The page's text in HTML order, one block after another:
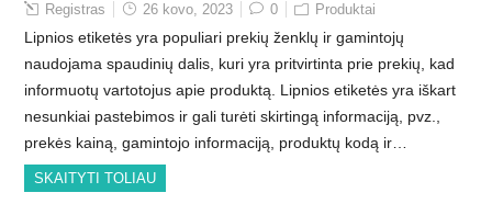
Registras 26 kovo, 2023 0 Produktai
Lipnios etiketės yra populiari prekių ženklų ir gamintojų
naudojama spaudinių dalis, kuri yra pritvirtinta prie prekių, kad
informuotų vartotojus apie produktą. Lipnios etiketės yra iškart
nesunkiai pastebimos ir gali turėti skirtingą informaciją, pvz.,
prekės kainą, gamintojo informaciją, produktų kodą ir…
SKAITYTI TOLIAU